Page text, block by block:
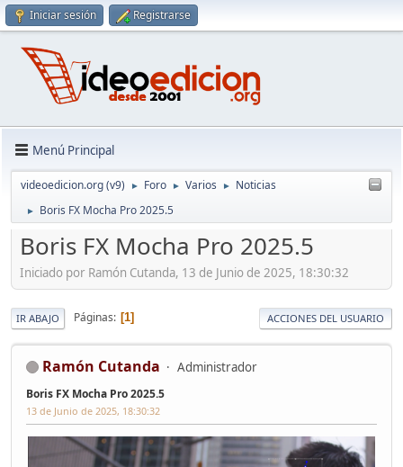
Iniciar sesión Registrarse
Menú Principal
videoedicion.org (v9) ► Foro ► Varios ► Noticias
► Boris FX Mocha Pro 2025.5
Boris FX Mocha Pro 2025.5
Iniciado por Ramón Cutanda, 13 de Junio de 2025, 18:30:32
IR ABAJO Páginas 1 ACCIONES DEL USUARIO
Ramón Cutanda Administrador
Boris FX Mocha Pro 2025.5
13 de Junio de 2025, 18:30:32